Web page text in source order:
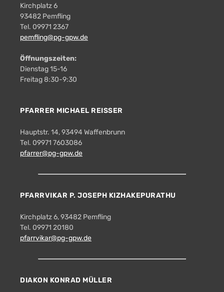
Kirchplatz 6
93482 Pemfling
Tel. 09971 2367
pemfling@pg-gpw.de
Öffnungszeiten:
Dienstag 15-16
Freitag 8:30-9:30
PFARRER MICHAEL REISSER
Hauptstr. 14, 93494 Waffenbrunn
Tel. 09971 7603086
pfarrer@pg-gpw.de
PFARRVIKAR P. JOSEPH KIZHAKEPURATHU
Kirchplatz 6, 93482 Pemfling
Tel. 09971 20180
pfarrvikar@pg-gpw.de
DIAKON KONRAD MÜLLER